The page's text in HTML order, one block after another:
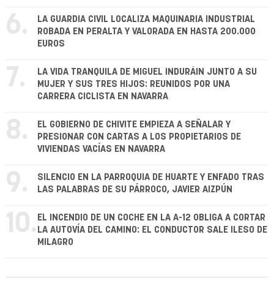
6.
LA GUARDIA CIVIL LOCALIZA MAQUINARIA INDUSTRIAL
ROBADA EN PERALTA Y VALORADA EN HASTA 200.000
EUROS
7.
LA VIDA TRANQUILA DE MIGUEL INDURÁIN JUNTO A SU
MUJER Y SUS TRES HIJOS: REUNIDOS POR UNA
CARRERA CICLISTA EN NAVARRA
8.
EL GOBIERNO DE CHIVITE EMPIEZA A SEÑALAR Y
PRESIONAR CON CARTAS A LOS PROPIETARIOS DE
VIVIENDAS VACÍAS EN NAVARRA
9.
SILENCIO EN LA PARROQUIA DE HUARTE Y ENFADO TRAS
LAS PALABRAS DE SU PÁRROCO, JAVIER AIZPÚN
10. EL INCENDIO DE UN COCHE EN LA A-12 OBLIGA A CORTAR
LA AUTOVÍA DEL CAMINO: EL CONDUCTOR SALE ILESO DE
MILAGRO